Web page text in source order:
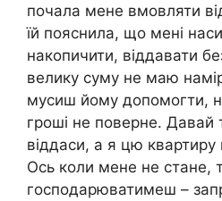
почала мене вмовляти
їй пояснила, що мені
накопичити, віддавати
велику суму не маю
мусиш йому допомогти,
гроші не поверне. Давай
віддаси, а я цю
Ось коли мене не стане,
господарюватимеш –